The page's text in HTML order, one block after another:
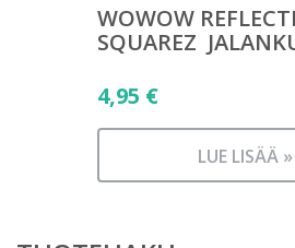
WOWOW
SQUAREZ 
4,95 €
LUE LISÄÄ »